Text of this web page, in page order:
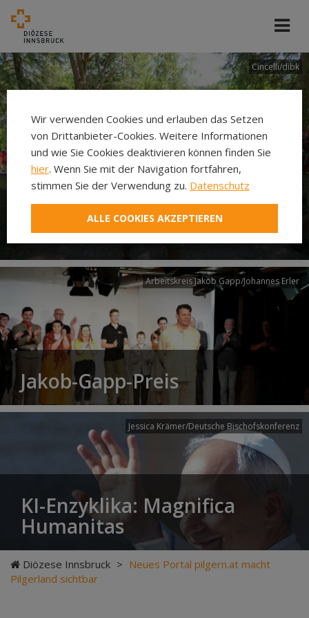
Cincelli/dibk
Neuer Pilgerweg Via
Laudato si’
Arbeitskreis Jakob Gapp/Johannes Erler
Jakob-Gapp-Preis
Jessica Krämer/Deutsche Bischofskonferenz
KI-Enzyklika: Magnifica
Humanitas
Diözese Innsbruck > Neues Portal pilgern.at macht
Pilgerland sichtbar
Wir verwenden Cookies und erlauben das Setzen
von Drittanbieter-Cookies. Weitere Informationen
und wie Sie Cookies deaktivieren können finden Sie
hier. Wenn Sie mit der Navigation fortfahren,
stimmen Sie der Verwendung zu. Datenschutz
ALLE COOKIES AKZEPTIEREN